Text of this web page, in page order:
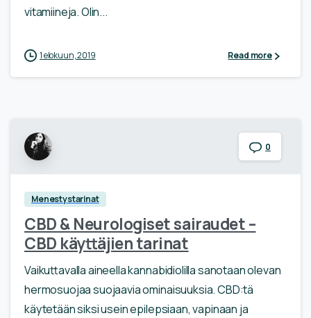
vitamiineja. Olin...
1 elokuun, 2019 Read more
0
Menestystarinat
CBD & Neurologiset sairaudet –
CBD käyttäjien tarinat
Vaikuttavalla aineella kannabidiolilla sanotaan olevan
hermosuojaa suojaavia ominaisuuksia. CBD:tä
käytetään siksi usein epilepsiaan, vapinaan ja